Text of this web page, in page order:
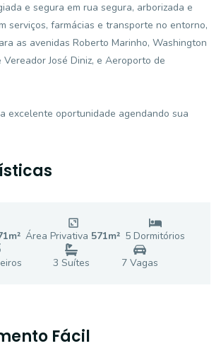
e segura em rua segura, arborizada e
serviços, farmácias e transporte no entorno,
as avenidas Roberto Marinho, Washington
José Diniz, e Aeroporto de
excelente oportunidade agendando sua
m² Área Privativa 571m² 5 Dormitórios
s 3 Suítes 7Vagas
Fácil